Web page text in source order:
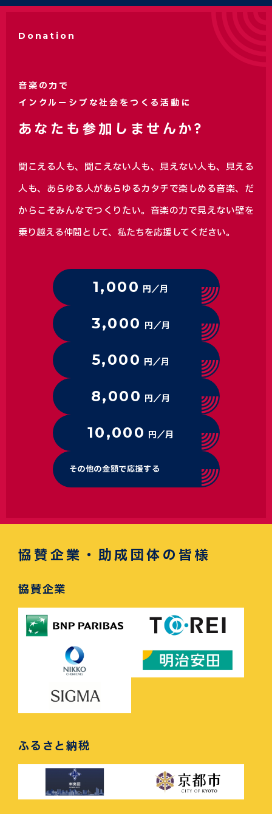
Donation
音楽の力で
インクルーシブな社会をつくる活動に
あなたも参加しませんか?
聞こえる人も、聞こえない人も、見えない人も、見える
人も、あらゆる人があらゆるカタチで楽しめる音楽、 だ
からこそみんなでつくりたい。音楽の力で見えない壁を
乗り越える仲間として、私たちを応援してください。
1,000 円／月
3,000 円／月
5,000 円／月
8,000 円／月
10,000 円／月
その他の金額で応援する
協賛企業・助成団体の皆様
協賛企業
ふるさと納税